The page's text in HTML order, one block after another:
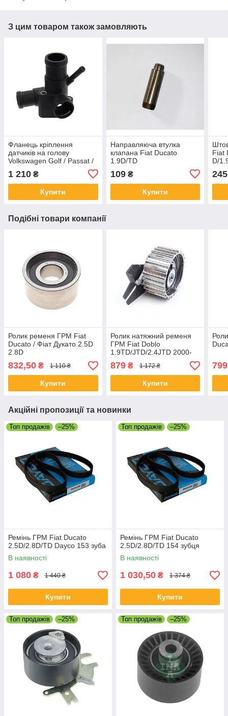
З цим товаром також замовляють
Фланець кріплення
датчиків на голову
Volkswagen Golf / Passat /
1 210 ₴
Купити
Направляюча втулка
клапана Fiat Ducato
1.9D/TD
109₴
Купити
Fiat
D/
245
Подібні товари компанії
Ролик ременя ГРМ Fiat
Ducato / Фіат Дукато 2.5D
2.8D
832,50 ₴ 1 110 ₴
Купити
Ролик натяжний ременя
ГРМ Fiat Doblo
1.9TD/JTD/2.4JTD 2000-
879₴ 1 172 ₴
Купити
Акційні пропозиції та новинки
Топ продажів –25%
Ремінь ГРМ Fiat Ducato
2.5D/2.8D/TD Dayco 153 зуба
В наявності
1 080 ₴ 1 440 ₴
Купити
Топ продажів –25%
Ремінь ГРМ Fiat Ducato
2.5D/2.8D/TD 154 зубця
В наявності
1 030,50 ₴ 1 374 ₴
Купити
Топ продажів –25% Топ продажів –25%